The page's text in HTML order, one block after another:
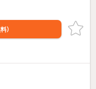
）